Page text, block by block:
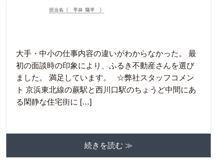
大手・中小の仕事内容の違いがわからなかった。 最
初の面談時の印象により、ふるき不動産さんを選び
ました。 満足しています。 ☆弊社スタッフコメン
ト 京浜東北線の蕨駅と西川口駅のちょうど中間にあ
る閑静な住宅街に […]
続きを読む ≫